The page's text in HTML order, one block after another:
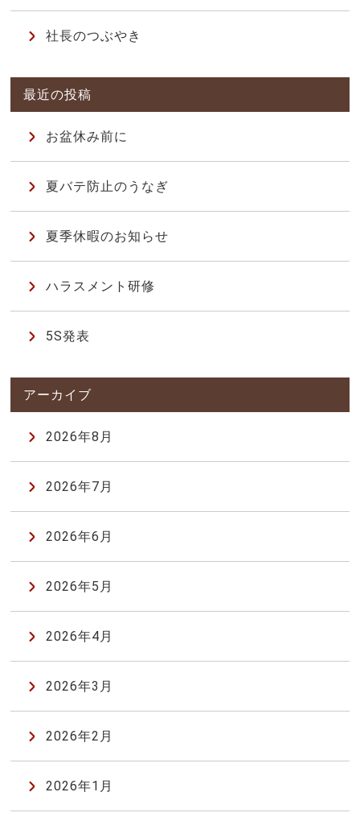
社長のつぶやき
お盆休み前に
夏バテ防止のうなぎ
夏季休暇のお知らせ
ハラスメント研修
5S発表
2026年8月
2026年7月
2026年6月
2026年5月
2026年4月
2026年3月
2026年2月
2026年1月